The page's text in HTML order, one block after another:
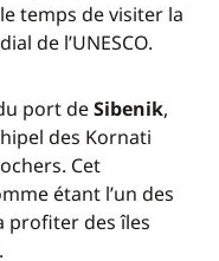
temps de visiter la
de l’UNESCO.
port deSibenik,
des Kornati
Cet
étant l’un des
profiter des îles